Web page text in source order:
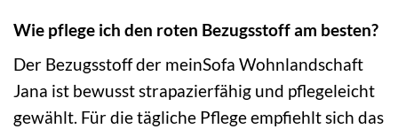
Wie pflege ich den roten Bezugsstoff am besten?
Der Bezugsstoff der meinSofa Wohnlandschaft
Jana ist bewusst strapazierfähig und pflegeleicht
gewählt. Für die tägliche Pflege empfiehlt sich das